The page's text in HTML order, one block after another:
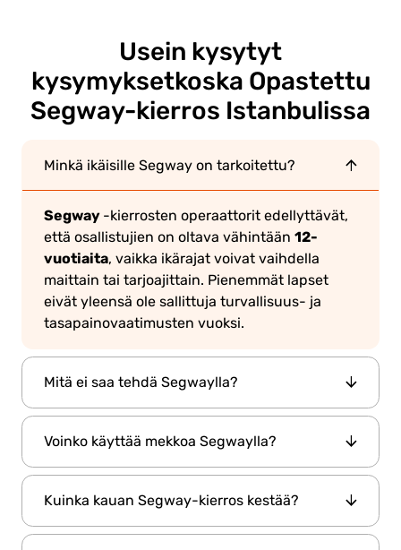
Usein kysytyt
kysymyksetkoska Opastettu
Segway-kierros Istanbulissa
Minkä ikäisille Segway on tarkoitettu?
Segway -kierrosten operaattorit edellyttävät,
että osallistujien on oltava vähintään 12-
vuotiaita, vaikka ikärajat voivat vaihdella
maittain tai tarjoajittain. Pienemmät lapset
eivät yleensä ole sallittuja turvallisuus- ja
tasapainovaatimusten vuoksi.
Mitä ei saa tehdä Segwaylla?
pysyäksesi turvassa Segway llä, vältä:
Äkkinäisiä teräviä käännöksiä tai nopeita
pysähdyksiä• Puhelimen tai kameran
käyttäminen ajon aikana• Ajamista liian lähellä
tai taaksepäin nojaamista• Ajamista alkoholin
Voinko käyttää mekkoa Segwaylla?
Vaikka voit käyttää mekkoa Segwaylla,
mukavaa ja vaatimattomaksi sopivaa
vaatetusta suositellaan. Mekot tai hameet,
Kuinka kauan Segway-kierros kestää?